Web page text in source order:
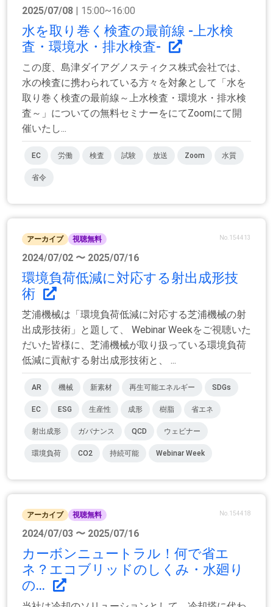
2025/07/08 | 15:00~16:00
水を取り巻く検査の最前線 -上水検
査・環境水・排水検査-
この度、島津ダイアグノスティクス株式会社では、
水の検査に携わられている方々を対象として「水を
取り巻く検査の最前線～上水検査・環境水・排水検
査～」についての無料セミナーをにてZoomにて開
催いたし...
EC 労働 検査 試験 放送 Zoom 水質
省令
アーカイブ 視聴無料 No.154413
2024/07/02 〜 2025/07/16
環境負荷低減に対応する射出成形技
術
芝浦機械は「環境負荷低減に対応する芝浦機械の射
出成形技術」と題して、 Webinar Weekをご視聴いた
だいた皆様に、芝浦機械が取り扱っている環境負荷
低減に貢献する射出成形技術と、 ...
AR 機械 新素材 再生可能エネルギー SDGs
EC ESG 生産性 成形 樹脂 省エネ
射出成形 ガバナンス QCD ウェビナー
環境負荷 CO2 持続可能 Webinar Week
アーカイブ 視聴無料 No.154418
2024/07/03 〜 2025/07/16
カーボンニュートラル！何で省エ
ネ？エコブリッドのしくみ・水廻り
の...